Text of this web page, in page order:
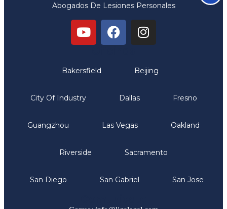
Abogados De Lesiones Personales
Bakersfield Beijing
City Of Industry Dallas Fresno
Guangzhou Las Vegas Oakland
Riverside Sacramento
San Diego San Gabriel San Jose